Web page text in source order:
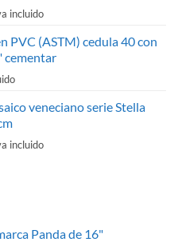
incluido
PVC (ASTM) cedula 40 con
cementar
veneciano serie Stella
incluido
Panda de 16"